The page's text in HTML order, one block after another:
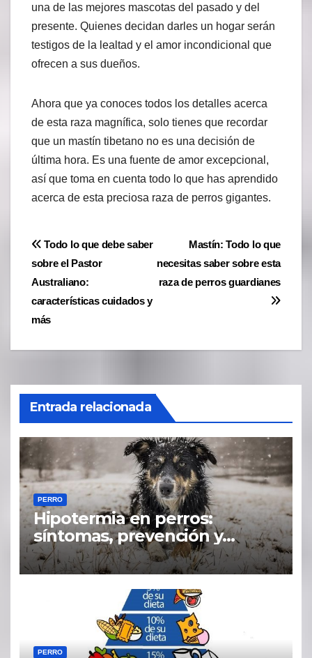
una de las mejores mascotas del pasado y del
presente. Quienes decidan darles un hogar serán
testigos de la lealtad y el amor incondicional que
ofrecen a sus dueños.
Ahora que ya conoces todos los detalles acerca
de esta raza magnífica, solo tienes que recordar
que un mastín tibetano no es una decisión de
última hora. Es una fuente de amor excepcional,
así que toma en cuenta todo lo que has aprendido
acerca de esta preciosa raza de perros gigantes.
Navegación
de
entradas
Mastín: Todo lo que
necesitas saber sobre esta
raza de perros guardianes
Todo lo que debe saber
sobre el Pastor
Australiano:
características cuidados y
más
Entrada relacionada
PERRO
Hipotermia en perros:
síntomas, prevención y
tratamiento
PERRO